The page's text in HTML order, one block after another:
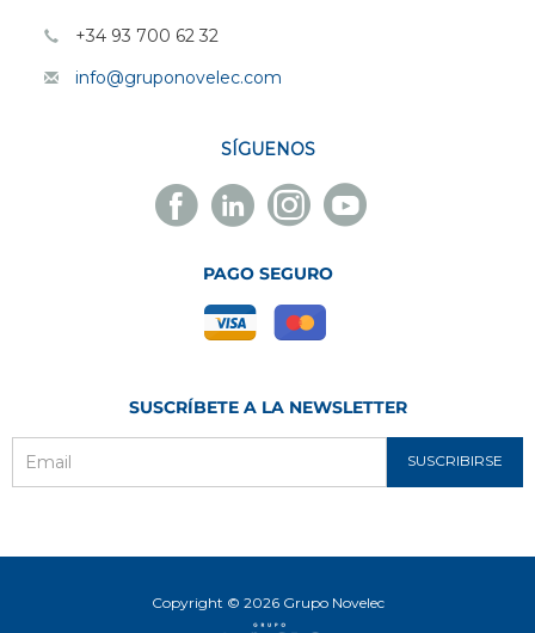
+34 93 700 62 32
info@gruponovelec.com
SÍGUENOS
Facebook
Novelec
Linkedin
Novelec
Instagram
Novelec
Youtube
Novelec
PAGO SEGURO
SUSCRÍBETE A LA NEWSLETTER
SUSCRIBIRSE
Copyright © 2026 Grupo Novelec